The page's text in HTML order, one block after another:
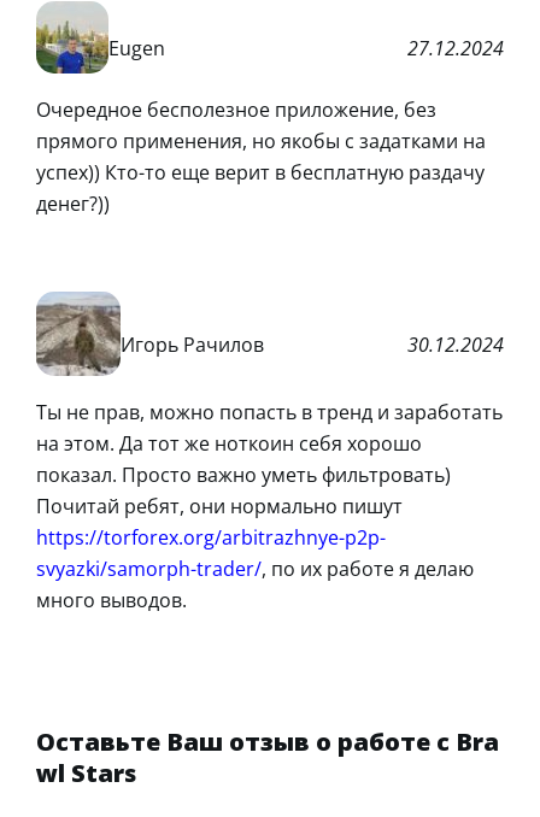
Eugen 27.12.2024
Очередное бесполезное приложение, без
прямого применения, но якобы с задатками на
успех)) Кто-то еще верит в бесплатную раздачу
денег?))
Игорь Рачилов 30.12.2024
Ты не прав, можно попасть в тренд и заработать
на этом. Да тот же ноткоин себя хорошо
показал. Просто важно уметь фильтровать)
Почитай ребят, они нормально пишут
https://torforex.org/arbitrazhnye-p2p-
svyazki/samorph-trader/, по их работе я делаю
много выводов.
Оставьте Ваш отзыв о работе с Bra
wl Stars